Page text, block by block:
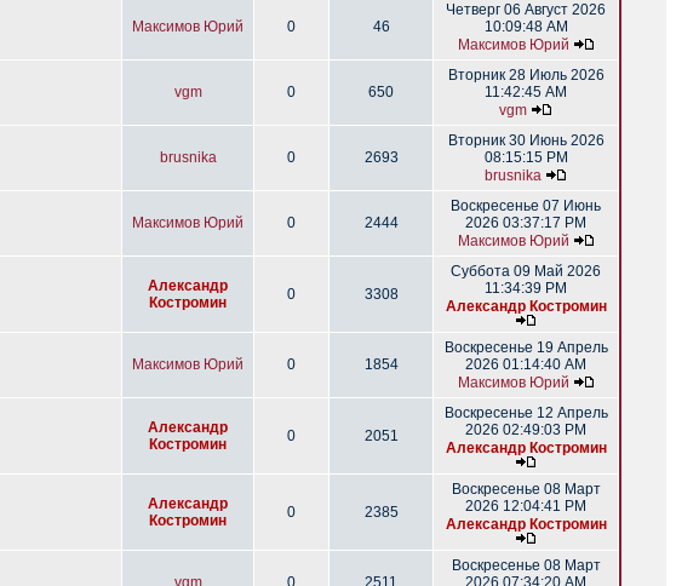
Максимов Юрий 0 46
Четверг 06 Август 2026
10:09:48 AM
Максимов Юрий
vgm 0 650
Вторник 28 Июль 2026
11:42:45 AM
vgm
brusnika 0 2693
Вторник 30 Июнь 2026
08:15:15 PM
brusnika
Максимов Юрий 0 2444
Воскресенье 07 Июнь
2026 03:37:17 PM
Максимов Юрий
Александр
Костромин
0 3308
Суббота 09 Май 2026
11:34:39 PM
Александр Костромин
Максимов Юрий 0 1854
Воскресенье 19 Апрель
2026 01:14:40 AM
Максимов Юрий
Александр
Костромин
0 2051
Воскресенье 12 Апрель
2026 02:49:03 PM
Александр Костромин
Александр
Костромин
0 2385
Воскресенье 08 Март
2026 12:04:41 PM
Александр Костромин
vgm 0 2511
Воскресенье 08 Март
2026 07:34:20 AM